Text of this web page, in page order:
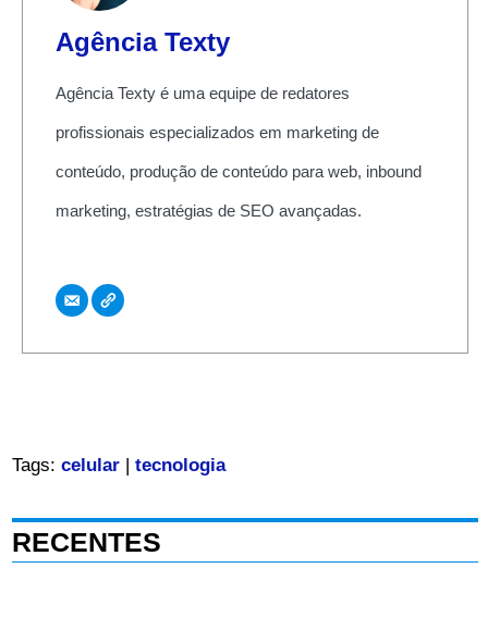
Agência Texty
Agência Texty é uma equipe de redatores
profissionais especializados em marketing de
conteúdo, produção de conteúdo para web, inbound
marketing, estratégias de SEO avançadas.
Tags: celular| tecnologia
RECENTES